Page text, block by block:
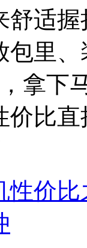
舒适
包里
拿下
价比
性价比